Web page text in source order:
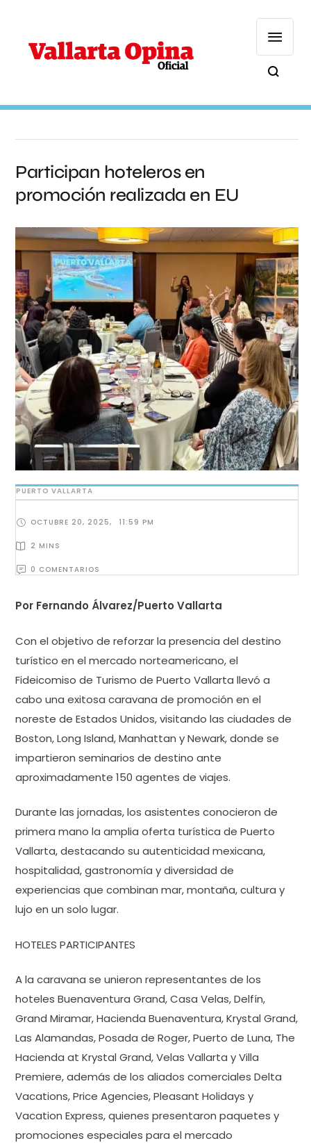
Participan hoteleros en
promoción realizada en EU
PUERTO VALLARTA
OCTUBRE 20, 2025, 11:59 PM
2 MINS
0 COMENTARIOS
Por Fernando Álvarez/Puerto Vallarta
Con el objetivo de reforzar la presencia del destino
turístico en el mercado norteamericano, el
Fideicomiso de Turismo de Puerto Vallarta llevó a
cabo una exitosa caravana de promoción en el
noreste de Estados Unidos, visitando las ciudades de
Boston, Long Island, Manhattan y Newark, donde se
impartieron seminarios de destino ante
aproximadamente 150 agentes de viajes.
Durante las jornadas, los asistentes conocieron de
primera mano la amplia oferta turística de Puerto
Vallarta, destacando su autenticidad mexicana,
hospitalidad, gastronomía y diversidad de
experiencias que combinan mar, montaña, cultura y
lujo en un solo lugar.
HOTELES PARTICIPANTES
A la caravana se unieron representantes de los
hoteles Buenaventura Grand, Casa Velas, Delfín,
Grand Miramar, Hacienda Buenaventura, Krystal Grand,
Las Alamandas, Posada de Roger, Puerto de Luna, The
Hacienda at Krystal Grand, Velas Vallarta y Villa
Premiere, además de los aliados comerciales Delta
Vacations, Price Agencies, Pleasant Holidays y
Vacation Express, quienes presentaron paquetes y
promociones especiales para el mercado